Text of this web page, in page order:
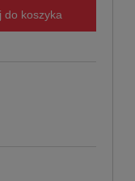
do koszyka